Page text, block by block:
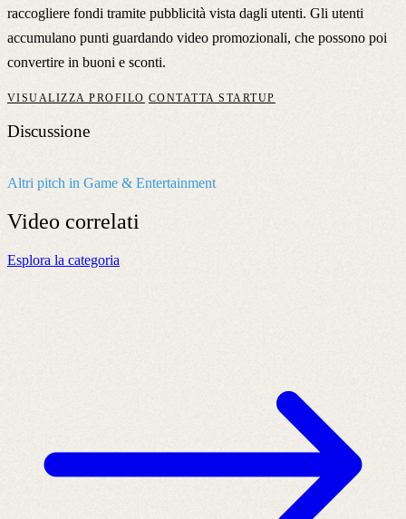
raccogliere fondi tramite pubblicità vista dagli utenti. Gli utenti
accumulano punti guardando video promozionali, che possono poi
convertire in buoni e sconti.
VISUALIZZA PROFILO CONTATTA STARTUP
Discussione
Altri pitch in Game & Entertainment
Video correlati
Esplora la categoria